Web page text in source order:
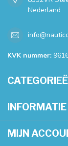
Nederland
KVK nummer:
INFORMATIE
MIJN